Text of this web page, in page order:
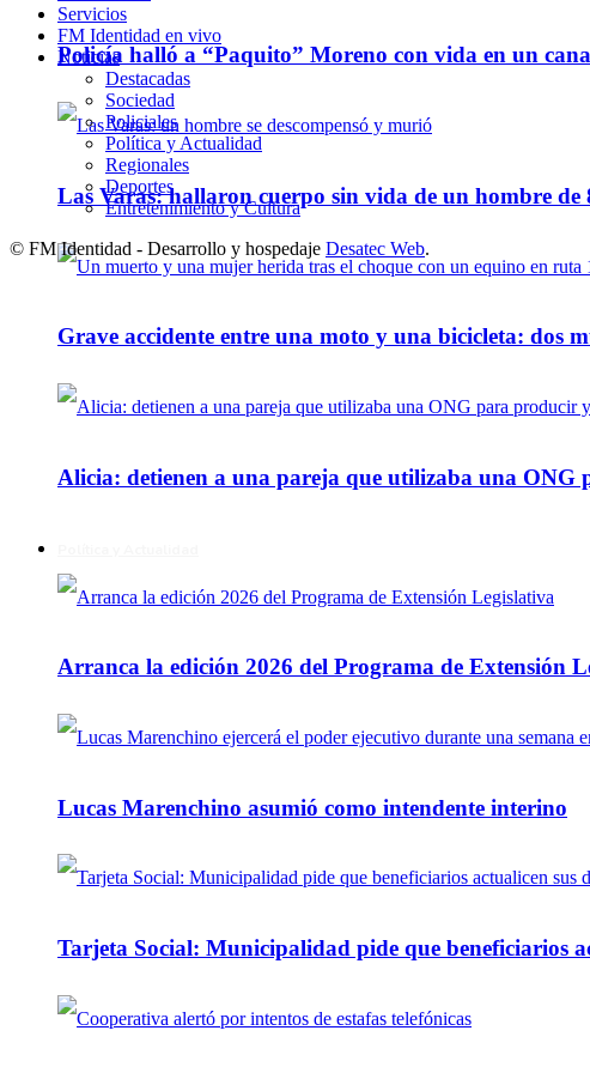
Policía halló a “Paquito” Moreno con vida en un
Las Varas: hallaron cuerpo sin vida de un hombre de
Grave accidente entre una moto y una bicicleta: dos
Alicia: detienen a una pareja que utilizaba una
Arranca la edición 2026 del Programa de Extensión
Lucas Marenchino asumió como intendente interino
Tarjeta Social: Municipalidad pide que beneficiarios
Servicios
FM Identidad en vivo
Noticias
Destacadas
Sociedad
Policiales
Política y Actualidad
Regionales
Deportes
Entretenimiento y Cultura
© FM Identidad - Desarrollo y hospedaje Desatec Web.